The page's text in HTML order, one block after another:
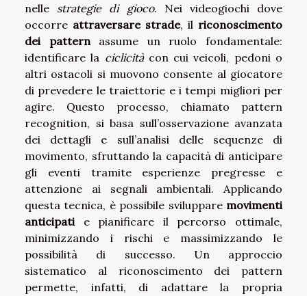
nelle strategie di gioco. Nei videogiochi dove
occorre attraversare strade, il riconoscimento
dei patternassume un ruolo fondamentale:
identificare la ciclicitàcon cui veicoli, pedoni o
altri ostacoli si muovono consente al giocatore
di prevedere le traiettorie e i tempi migliori per
agire. Questo processo, chiamato pattern
recognition, si basa sull’osservazione avanzata
dei dettagli e sull’analisi delle sequenze di
movimento, sfruttando la capacità di anticipare
gli eventi tramite esperienze pregresse e
attenzione ai segnali ambientali. Applicando
questa tecnica, è possibile sviluppare movimenti
anticipatie pianificare il percorso ottimale,
minimizzando i rischi e massimizzando le
possibilità di successo. Un approccio
sistematico al riconoscimento dei pattern
permette, infatti, di adattare la propria